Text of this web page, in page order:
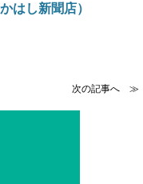
はし新聞店）
次の記事へ ≫